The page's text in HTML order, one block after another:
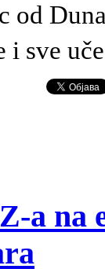
od
sve
a na